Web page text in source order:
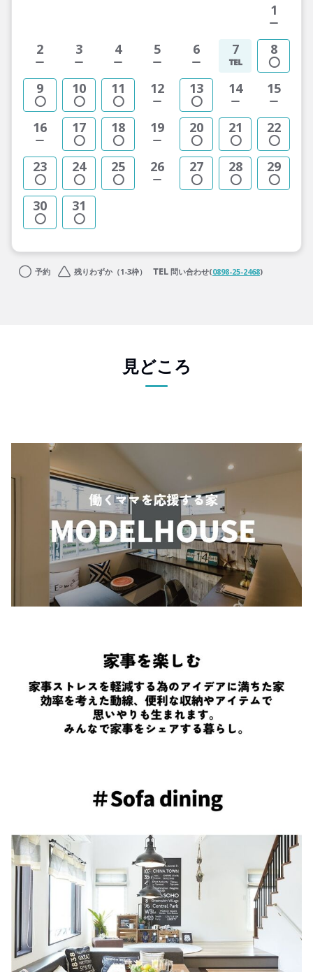
1
2 3 4 5 6 7 8
9 10 11 12 13 14 15
16 17 18 19 20 21 22
23 24 25 26 27 28 29
30 31
予約 残りわずか（1-3枠） 問い合わせ(0898-25-2468)
見どころ